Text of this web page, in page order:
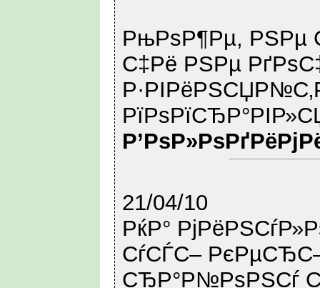
РњРѕР¶Рµ, РЅРµ
С‡Рё РЅРµ
21/04/10
РќР°
СѓСЃС–
СЂР°Р№РѕРЅСѓ